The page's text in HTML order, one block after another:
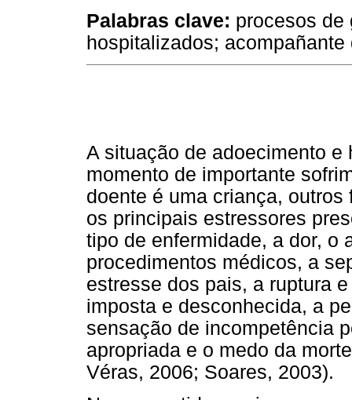
Palabras clave: procesos de
hospitalizados;
A situação de adoecimento
momento de importante
doente é uma criança,
os principais estressores
tipo de enfermidade, a dor, o
procedimentos médicos, a
estresse dos pais, a ruptura
imposta e desconhecida, a
sensação de incompetência
apropriada e o medo da
Véras, 2006; Soares, 2003).